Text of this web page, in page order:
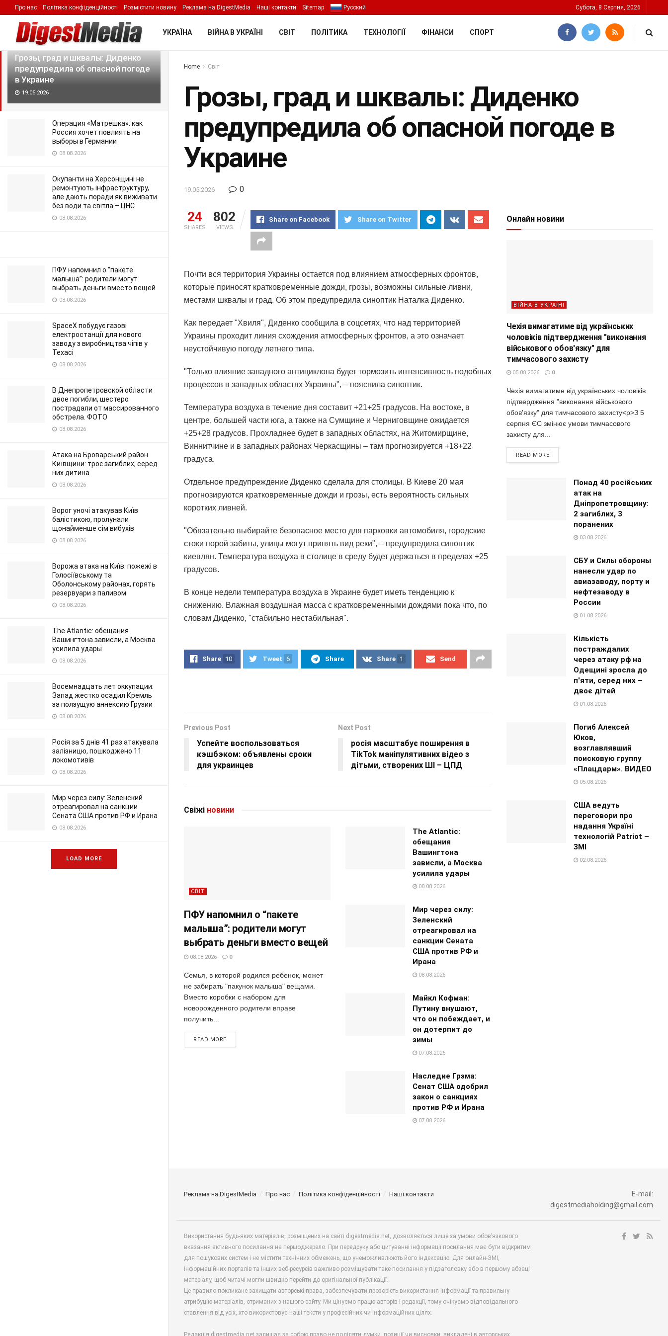
LATEST TRENDING Filter
Грозы, град и шквалы: Диденко
предупредила об опасной погоде
в Украине
19.05.2026
Операция «Матрешка»: как
Россия хочет повлиять на
выборы в Германии
08.08.2026
Окупанти на Херсонщині не
ремонтують інфраструктуру,
але дають поради як виживати
без води та світла – ЦНС
08.08.2026
ПФУ напомнил о “пакете
малыша”: родители могут
выбрать деньги вместо вещей
08.08.2026
SpaceX побудує газові
електростанції для нового
заводу з виробництва чіпів у
Техасі
08.08.2026
В Днепропетровской области
двое погибли, шестеро
пострадали от массированного
обстрела. ФОТО
08.08.2026
Атака на Броварський район
Київщини: троє загиблих, серед
них дитина
08.08.2026
Ворог уночі атакував Київ
балістикою, пролунали
щонайменше сім вибухів
08.08.2026
Ворожа атака на Київ: пожежі в
Голосіївському та
Оболонському районах, горять
резервуари з паливом
08.08.2026
The Atlantic: обещания
Вашингтона зависли, а Москва
усилила удары
08.08.2026
Восемнадцать лет оккупации:
Запад жестко осадил Кремль
за ползущую аннексию Грузии
08.08.2026
Росія за 5 днів 41 раз атакувала
залізницю, пошкоджено 11
локомотивів
08.08.2026
Мир через силу: Зеленский
отреагировал на санкции
Сената США против РФ и Ирана
08.08.2026
LOAD MORE
Про нас Політика конфіденційності Розмістити новину Реклама на DigestMedia Наші контакти Sitemap Русский Субота, 8 Серпня, 2026
УКРАЇНА ВІЙНА В УКРАЇНІ СВІТ ПОЛІТИКА ТЕХНОЛОГІЇ ФІНАНСИ СПОРТ
Home Світ
Грозы, град и шквалы: Диденко
предупредила об опасной погоде в
Украине
19.05.2026 0
24
SHARES
802
VIEWS
Share on Facebook Share on Twitter
Почти вся территория Украины остается под влиянием атмосферных фронтов,
которые приносят кратковременные дожди, грозы, возможны сильные ливни,
местами шквалы и град. Об этом предупредила синоптик Наталка Диденко.
Как передает "Хвиля", Диденко сообщила в соцсетях, что над территорией
Украины проходит линия схождения атмосферных фронтов, а это означает
неустойчивую погоду летнего типа.
"Только влияние западного антициклона будет тормозить интенсивность подобных
процессов в западных областях Украины", – пояснила синоптик.
Температура воздуха в течение дня составит +21+25 градусов. На востоке, в
центре, большей части юга, а также на Сумщине и Черниговщине ожидается
+25+28 градусов. Прохладнее будет в западных областях, на Житомирщине,
Виннитчине и в западных районах Черкасщины – там прогнозируется +18+22
градуса.
Отдельное предупреждение Диденко сделала для столицы. В Киеве 20 мая
прогнозируются кратковременные дожди и грозы, есть вероятность сильных
коротких ливней.
"Обязательно выбирайте безопасное место для парковки автомобиля, городские
стоки порой забиты, улицы могут принять вид реки", – предупредила синоптик
киевлян. Температура воздуха в столице в среду будет держаться в пределах +25
градусов.
В конце недели температура воздуха в Украине будет иметь тенденцию к
снижению. Влажная воздушная масса с кратковременными дождями пока что, по
словам Диденко, "стабильно нестабильная".
Share 10 Tweet 6 Share Share 1 Send
Previous Post
Успейте воспользоваться
кэшбэком: объявлены сроки
для украинцев
Next Post
росія масштабує поширення в
TikTok маніпулятивних відео з
дітьми, створених ШІ – ЦПД
Свіжі новини
СВІТ
ПФУ напомнил о “пакете
малыша”: родители могут
выбрать деньги вместо вещей
08.08.2026 0
Семья, в которой родился ребенок, может
не забирать "пакунок малыша" вещами.
Вместо коробки с набором для
новорожденного родители вправе
получить...
READ MORE
The Atlantic:
обещания
Вашингтона
зависли, а Москва
усилила удары
08.08.2026
Мир через силу:
Зеленский
отреагировал на
санкции Сената
США против РФ и
Ирана
08.08.2026
Майкл Кофман:
Путину внушают,
что он побеждает, и
он дотерпит до
зимы
07.08.2026
Наследие Грэма:
Сенат США одобрил
закон о санкциях
против РФ и Ирана
07.08.2026
Онлайн новини
ВІЙНА В УКРАЇНІ
Чехія вимагатиме від українських
чоловіків підтвердження "виконання
військового обов'язку" для
тимчасового захисту
05.08.2026 0
Чехія вимагатиме від українських чоловіків
підтвердження "виконання військового
обов'язку" для тимчасового захисту<p>З 5
серпня ЄС змінює умови тимчасового
захисту для...
READ MORE
Понад 40 російських
атак на
Дніпропетровщину:
2 загиблих, 3
поранених
03.08.2026
СБУ и Силы обороны
нанесли удар по
авиазаводу, порту и
нефтезаводу в
России
01.08.2026
Кількість
постраждалих
через атаку рф на
Одещині зросла до
п'яти, серед них –
двоє дітей
01.08.2026
Погиб Алексей
Юков,
возглавлявший
поисковую группу
«Плацдарм». ВИДЕО
05.08.2026
США ведуть
переговори про
надання Україні
технологій Patriot –
ЗМІ
02.08.2026
Реклама на DigestMedia Про нас Політика конфіденційності Наші контакти
E-mail:
digestmediaholding@gmail.com
Використання будь-яких матеріалів, розміщених на сайті digestmedia.net, дозволяється лише за умови обов’язкового
вказання активного посилання на першоджерело. При передруку або цитуванні інформації посилання має бути відкритим
для пошукових систем і не містити технічних обмежень, що унеможливлюють його індексацію. Для онлайн-ЗМІ,
інформаційних порталів та інших веб-ресурсів важливо розміщувати таке посилання у підзаголовку або в першому абзаці
матеріалу, щоб читачі могли швидко перейти до оригінальної публікації.
Це правило покликане захищати авторські права, забезпечувати прозорість використання інформації та правильну
атрибуцію матеріалів, отриманих з нашого сайту. Ми цінуємо працю авторів і редакції, тому очікуємо відповідального
ставлення від усіх, хто використовує наші тексти у професійних чи інформаційних цілях.